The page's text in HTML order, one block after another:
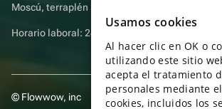
Moscú, terraplén Sadovnicheskaya, 9, sala 2/3
Horario laboral: 24 horas
© Flowwow, inc
Usamos cookies
Al hacer clic en OK o
utilizando este sitio
acepta el tratamiento
personales mediante
cookies, incluidos los